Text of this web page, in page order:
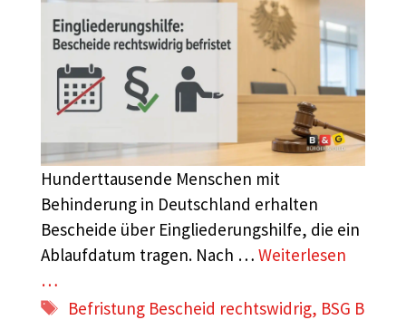
Hunderttausende Menschen mit
Behinderung in Deutschland erhalten
Bescheide über Eingliederungshilfe, die ein
Ablaufdatum tragen. Nach … Weiterlesen
…
Schlagwörter
Befristung Bescheid rechtswidrig, BSG B